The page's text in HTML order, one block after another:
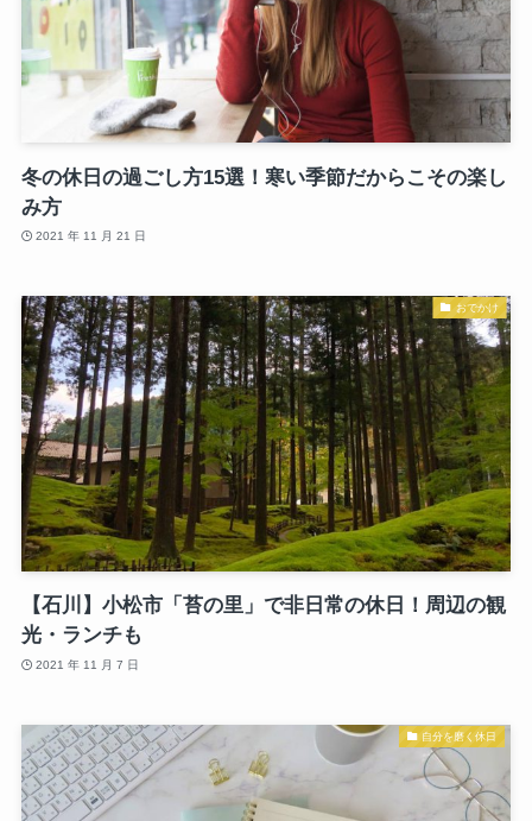
冬の休日の過ごし方15選！寒い季節だからこその楽し
み方
2021 年 11 月 21 日
おでかけ
【石川】小松市「苔の里」で非日常の休日！周辺の観
光・ランチも
2021 年 11 月 7 日
自分を磨く休日